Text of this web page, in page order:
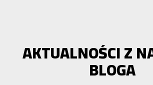
AKTUALNOŚCI Z
BLOGA